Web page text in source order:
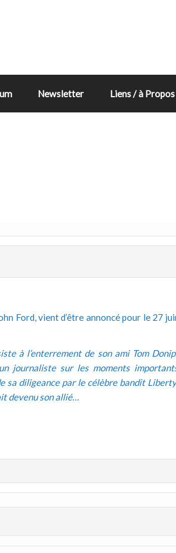
Newsletter Liens / à Propos
Ford, vient d’être annoncé pour le 27
à l’enterrement de son ami Tom
journaliste sur les moments
sa diligeance par le célèbre bandit
devenu son allié…